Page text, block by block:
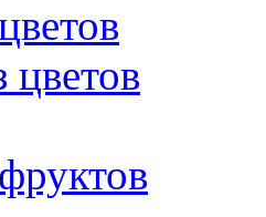
цветов